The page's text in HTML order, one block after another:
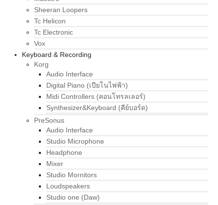
Sheeran Loopers
Tc Helicon
Tc Electronic
Vox
Keyboard & Recording
Korg
Audio Interface
Digital Piano (เปียโนไฟฟ้า)
Midi Controllers (คอนโทรลเลอร์)
Synthesizer&Keyboard (คีย์บอร์ด)
PreSonus
Audio Interface
Studio Microphone
Headphone
Mixer
Studio Mornitors
Loudspeakers
Studio one (Daw)